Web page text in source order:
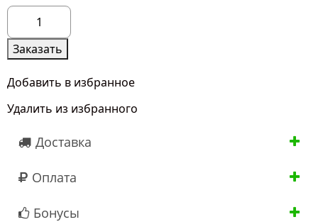
Количество
товара
15
Гербер
Микс
Заказать
Добавить в избранное
Удалить из избранного
Доставка
Оплата
Бонусы